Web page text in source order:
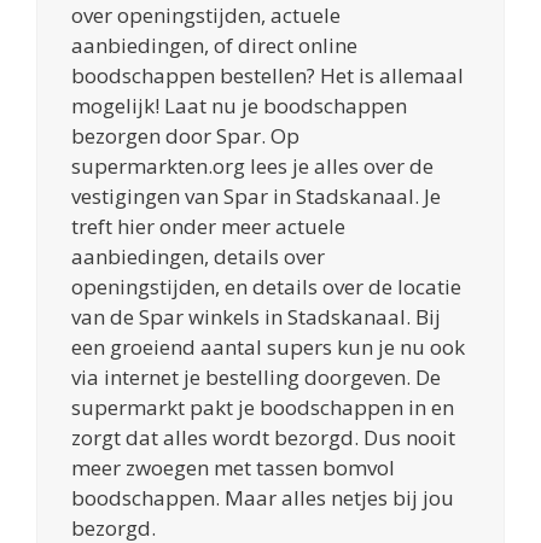
over openingstijden, actuele
aanbiedingen, of direct online
boodschappen bestellen? Het is allemaal
mogelijk! Laat nu je boodschappen
bezorgen door Spar. Op
supermarkten.org lees je alles over de
vestigingen van Spar in Stadskanaal. Je
treft hier onder meer actuele
aanbiedingen, details over
openingstijden, en details over de locatie
van de Spar winkels in Stadskanaal. Bij
een groeiend aantal supers kun je nu ook
via internet je bestelling doorgeven. De
supermarkt pakt je boodschappen in en
zorgt dat alles wordt bezorgd. Dus nooit
meer zwoegen met tassen bomvol
boodschappen. Maar alles netjes bij jou
bezorgd.